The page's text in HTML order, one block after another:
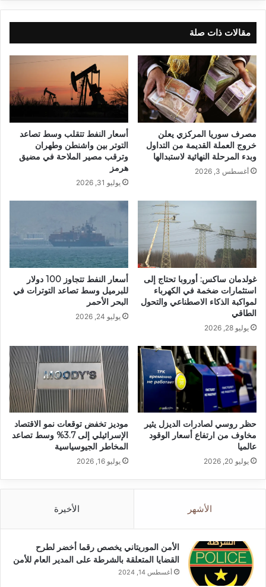
مقالات ذات صلة
مصرف سوريا المركزي يعلن
خروج العملة القديمة من التداول
وبدء المرحلة النهائية لاستبدالها
أغسطس 3, 2026
أسعار النفط تتقلب وسط تصاعد
التوتر بين واشنطن وطهران
وترقب مصير الملاحة في مضيق
هرمز
يوليو 31, 2026
غولدمان ساكس: أوروبا تحتاج إلى
استثمارات ضخمة في الكهرباء
لمواكبة الذكاء الاصطناعي والتحول
الطاقي
يوليو 28, 2026
أسعار النفط تتجاوز 100 دولار
للبرميل وسط تصاعد التوترات في
البحر الأحمر
يوليو 24, 2026
حظر روسي لصادرات الديزل يثير
مخاوف من ارتفاع أسعار الوقود
عالميا
يوليو 20, 2026
موديز تخفض توقعات نمو الاقتصاد
الإسرائيلي إلى 3.7% وسط تصاعد
المخاطر الجيوسياسية
يوليو 16, 2026
الأشهر الأخيرة
الأمن الموريتاني يخصص رقما أخضر لطرح
القضايا المتعلقة بالشرطة على المدير العام للأمن
أغسطس 14, 2024